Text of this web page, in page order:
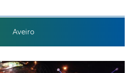
Aveiro